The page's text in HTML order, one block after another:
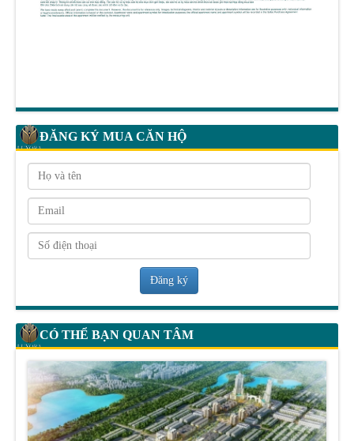
ĐĂNG KÝ MUA CĂN HỘ
Đăng ký
CÓ THỂ BẠN QUAN TÂM